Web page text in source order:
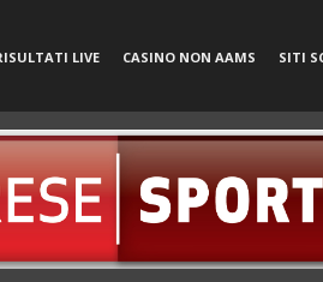
LIVE CASINO NON AAMS SITI